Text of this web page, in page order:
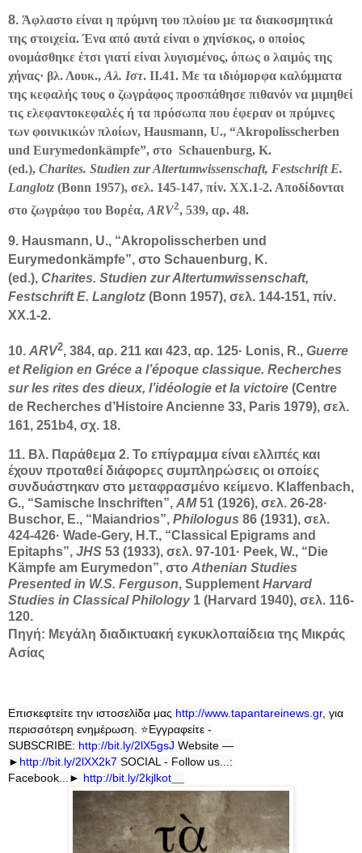
8. Άφλαστο είναι η πρύμνη του πλοίου με τα διακοσμητικά
της στοιχεία. Ένα από αυτά είναι ο χηνίσκος, ο οποίος
ονομάσθηκε έτσι γιατί είναι λυγισμένος, όπως ο λαιμός της
χήνας· βλ. Λουκ., Αλ. Ιστ. ΙΙ.41. Με τα ιδιόμορφα καλύμματα
της κεφαλής τους ο ζωγράφος προσπάθησε πιθανόν να μιμηθεί
τις ελεφαντοκεφαλές ή τα πρόσωπα που έφεραν οι πρύμνες
των φοινικικών πλοίων, Hausmann, U., “Akropolisscherben
und Eurymedonkämpfe”, στο Schauenburg, K.
(ed.), Charites. Studien zur Altertumwissenschaft, Festschrift E.
Langlotz (Bonn 1957), σελ. 145-147, πίν. ΧΧ.1-2. Αποδίδονται
στο ζωγράφο του Βορέα,ARV2, 539, αρ. 48.
9. Hausmann, U., “Akropolisscherben und
Eurymedonkämpfe”, στο Schauenburg, K.
(ed.), Charites. Studien zur Altertumwissenschaft,
Festschrift E. Langlotz (Bonn 1957), σελ. 144-151, πίν.
ΧΧ.1-2.
10. ARV2, 384, αρ. 211 και 423, αρ. 125· Lonis, R., Guerre
et Religion en Gréce a l’époque classique. Recherches
sur les rites des dieux, l’idéologie et la victoire (Centre
de Recherches d’Histoire Ancienne 33, Paris 1979), σελ.
161, 251b4, σχ. 18.
11. Βλ. Παράθεμα 2. Το επίγραμμα είναι ελλιπές και
έχουν προταθεί διάφορες συμπληρώσεις οι οποίες
συνδυάστηκαν στο μεταφρασμένο κείμενο. Klaffenbach,
G., “Samische Inschriften”, AM51 (1926), σελ. 26-28·
Buschor, E., “Maiandrios”, Philologus 86 (1931), σελ.
424-426· Wade-Gery, H.T., “Classical Epigrams and
Epitaphs”, JHS 53 (1933), σελ. 97-101· Peek, W., “Die
Kämpfe am Eurymedon”, στο Athenian Studies
Presented in W.S. Ferguson, Supplement Harvard
Studies in Classical Philology1 (Harvard 1940), σελ. 116-
120.
Πηγή: Μεγάλη διαδικτυακή εγκυκλοπαίδεια της Μικράς
Ασίας
Επισκεφτείτε την ιστοσελίδα μας http://www tapantareinews gr , για
περισσότερη ενημέρωση. ⭐Εγγραφείτε -
SUBSCRIBE: http://bit.ly/2lX5gsJ Website —
► http://bit.ly/2lXX2k7 SOCIAL - Follow us...:
Facebook...► http://bit.ly/2kjlkot